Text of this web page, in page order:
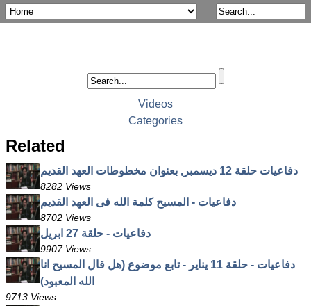
Videos
Categories
Related
دفاعيات حلقة 12 ديسمبر, بعنوان مخطوطات العهد القديم
8282 Views
دفاعيات - المسيح كلمة الله فى العهد القديم
8702 Views
دفاعيات - حلقة 27 ابريل
9907 Views
دفاعيات - حلقة 11 يناير - تابع موضوع (هل قال المسيح انا
الله المعبود)
9713 Views